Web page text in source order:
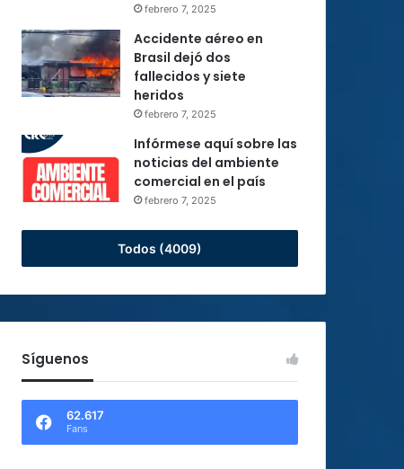
febrero 7, 2025
Accidente aéreo en
Brasil dejó dos
fallecidos y siete
heridos
febrero 7, 2025
Infórmese aquí sobre las
noticias del ambiente
comercial en el país
febrero 7, 2025
Todos (4009)
Síguenos
62.617
Fans